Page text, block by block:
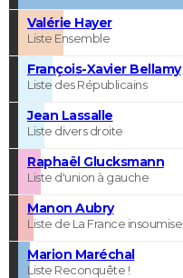
Valérie Hayer
Liste Ensemble
François-Xavier Bellamy
Liste des Républicains
Jean Lassalle
Liste divers droite
Raphaël Glucksmann
Liste d'union à gauche
Manon Aubry
Liste de La France insoumise
Marion Maréchal
Liste Reconquête !